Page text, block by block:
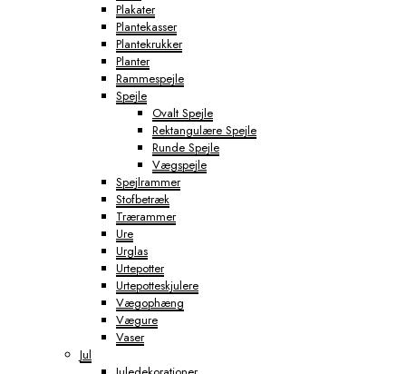
Plakater
Plantekasser
Plantekrukker
Planter
Rammespejle
Spejle
Ovalt Spejle
Rektangulære Spejle
Runde Spejle
Vægspejle
Spejlrammer
Stofbetræk
Trærammer
Ure
Urglas
Urtepotter
Urtepotteskjulere
Vægophæng
Vægure
Vaser
Jul